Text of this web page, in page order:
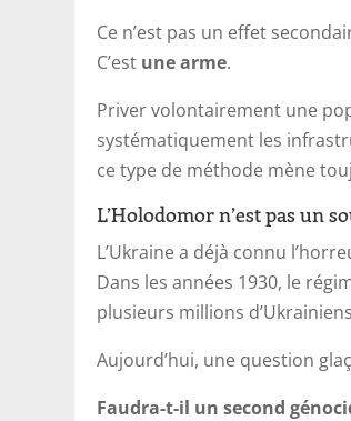
Ce n’est pas un effet
C’est une arme.
Priver volontairement une
systématiquement les
ce type de méthode mène
L’Holodomor n’est pas un
L’Ukraine a déjà connu
Dans les années 1930, le
plusieurs millions
Aujourd’hui, une question
Faudra-t-il un second